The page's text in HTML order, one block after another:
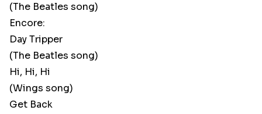
(The Beatles song)
Encore:
Day Tripper
(The Beatles song)
Hi, Hi, Hi
(Wings song)
Get Back